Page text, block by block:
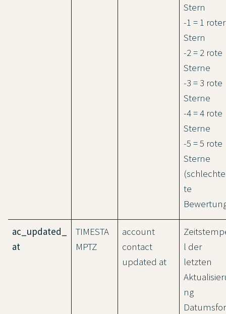
Stern
-1 = 1 roter
Stern
-2 = 2 rote
Sterne
-3 = 3 rote
Sterne
-4 = 4 rote
Sterne
-5 = 5 rote
Sterne
te
ac_updated_
at
TIMESTA
MPTZ
account
contact
updated at
l der
letzten
ng
Datumsfor